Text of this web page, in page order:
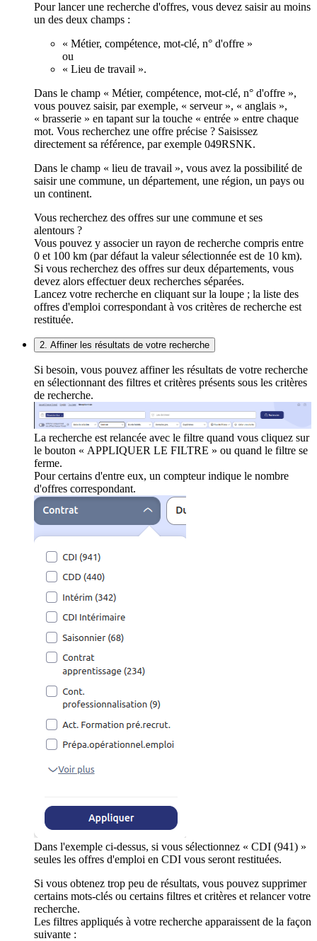
Pour lancer une recherche d'offres, vous devez saisir au moins
un des deux champs :
« Métier, compétence, mot-clé, n° d'offre »
ou
« Lieu de travail ».
Dans le champ « Métier, compétence, mot-clé, n° d'offre »,
vous pouvez saisir, par exemple, « serveur », « anglais »,
« brasserie » en tapant sur la touche « entrée » entre chaque
mot. Vous recherchez une offre précise ? Saisissez
directement sa référence, par exemple 049RSNK.
Dans le champ « lieu de travail », vous avez la possibilité de
saisir une commune, un département, une région, un pays ou
un continent.
Vous recherchez des offres sur une commune et ses
alentours ?
Vous pouvez y associer un rayon de recherche compris entre
0 et 100 km (par défaut la valeur sélectionnée est de 10 km).
Si vous recherchez des offres sur deux départements, vous
devez alors effectuer deux recherches séparées.
Lancez votre recherche en cliquant sur la loupe ; la liste des
offres d'emploi correspondant à vos critères de recherche est
restituée.
2. Affiner les résultats de votre recherche
Si besoin, vous pouvez affiner les résultats de votre recherche
en sélectionnant des filtres et critères présents sous les critères
de recherche.
La recherche est relancée avec le filtre quand vous cliquez sur
le bouton « APPLIQUER LE FILTRE » ou quand le filtre se
ferme.
Pour certains d'entre eux, un compteur indique le nombre
d'offres correspondant.
Dans l'exemple ci-dessus, si vous sélectionnez « CDI (941) »
seules les offres d'emploi en CDI vous seront restituées.
Si vous obtenez trop peu de résultats, vous pouvez supprimer
certains mots-clés ou certains filtres et critères et relancer votre
recherche.
Les filtres appliqués à votre recherche apparaissent de la façon
suivante :